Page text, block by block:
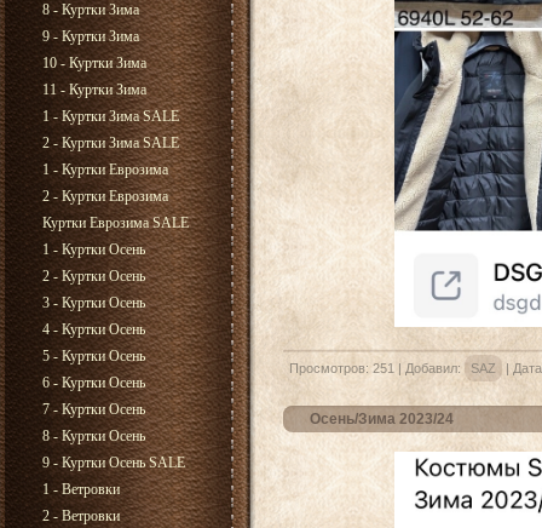
8 - Куртки Зима
9 - Куртки Зима
10 - Куртки Зима
11 - Куртки Зима
1 - Куртки Зима SALE
2 - Куртки Зима SALE
1 - Куртки Еврозима
2 - Куртки Еврозима
Куртки Еврозима SALE
1 - Куртки Осень
2 - Куртки Осень
3 - Куртки Осень
4 - Куртки Осень
5 - Куртки Осень
6 - Куртки Осень
7 - Куртки Осень
8 - Куртки Осень
9 - Куртки Осень SALE
1 - Ветровки
2 - Ветровки
Просмотров: 251 | Добавил: SAZ |
Осень/Зима 2023/24